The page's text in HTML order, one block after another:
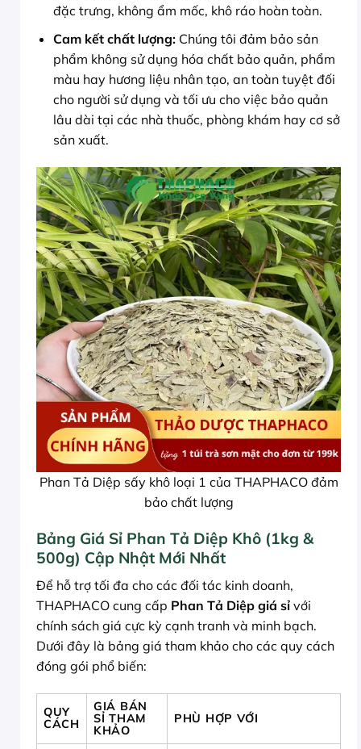
đặc trưng, không ẩm mốc, khô ráo hoàn toàn.
Cam kết chất lượng:Chúng tôi đảm bảo sản
phẩm không sử dụng hóa chất bảo quản, phẩm
màu hay hương liệu nhân tạo, an toàn tuyệt đối
cho người sử dụng và tối ưu cho việc bảo quản
lâu dài tại các nhà thuốc, phòng khám hay cơ sở
sản xuất.
Phan Tả Diệp sấy khô loại 1 của THAPHACO đảm
bảo chất lượng
Bảng Giá Sỉ Phan Tả Diệp Khô (1kg &
500g) Cập Nhật Mới Nhất
Để hỗ trợ tối đa cho các đối tác kinh doanh,
THAPHACO cung cấp Phan Tả Diệp giá sỉ với
chính sách giá cực kỳ cạnh tranh và minh bạch.
Dưới đây là bảng giá tham khảo cho các quy cách
đóng gói phổ biến:
QUY
CÁCH
GIÁ BÁN
SỈ THAM
KHẢO
PHÙ HỢP VỚI